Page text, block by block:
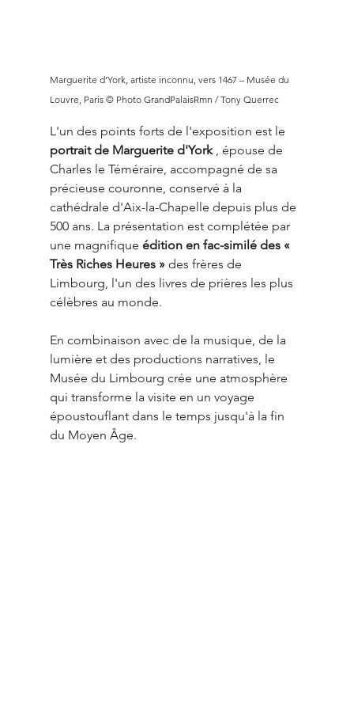
Marguerite d’York, artiste inconnu, vers 1467 – Musée du
Louvre, Paris © Photo GrandPalaisRmn / Tony Querrec
L'un des points forts de l'exposition est le
portrait de Marguerite d'York , épouse de
Charles le Téméraire, accompagné de sa
précieuse couronne, conservé à la
cathédrale d'Aix-la-Chapelle depuis plus de
500 ans. La présentation est complétée par
une magnifique édition en fac-similé des «
Très Riches Heures » des frères de
Limbourg, l'un des livres de prières les plus
célèbres au monde.
En combinaison avec de la musique, de la
lumière et des productions narratives, le
Musée du Limbourg crée une atmosphère
qui transforme la visite en un voyage
époustouflant dans le temps jusqu'à la fin
du Moyen Âge.